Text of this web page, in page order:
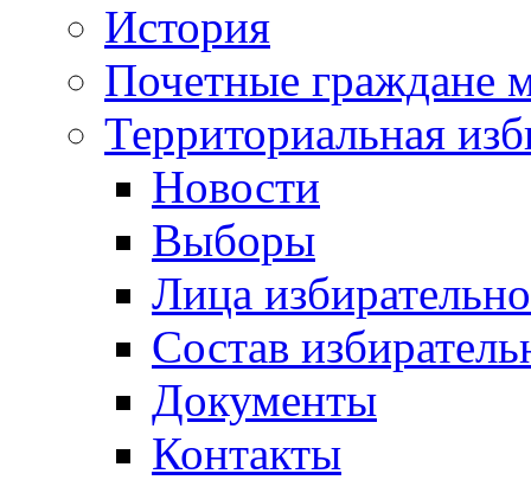
История
Почетные граждане
Территориальная
Новости
Выборы
Лица
Состав
Документы
Контакты